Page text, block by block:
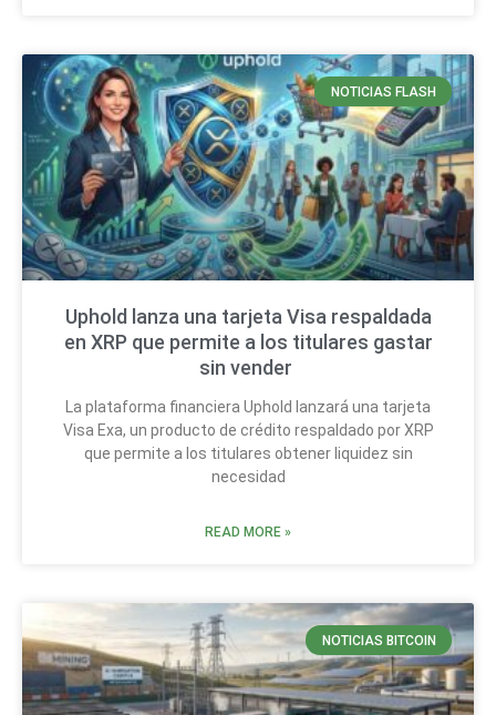
NOTICIAS FLASH
Uphold lanza una tarjeta Visa respaldada
en XRP que permite a los titulares gastar
sin vender
La plataforma financiera Uphold lanzará una tarjeta
Visa Exa, un producto de crédito respaldado por XRP
que permite a los titulares obtener liquidez sin
necesidad
READ MORE »
NOTICIAS BITCOIN